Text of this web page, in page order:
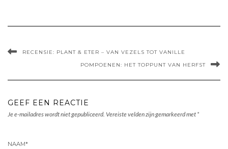
RECENSIE: PLANT & ETER – VAN VEZELS TOT VANILLE
POMPOENEN: HET TOPPUNT VAN HERFST
GEEF EEN REACTIE
Je e-mailadres wordt niet gepubliceerd. Vereiste velden zijn gemarkeerd met *
NAAM*